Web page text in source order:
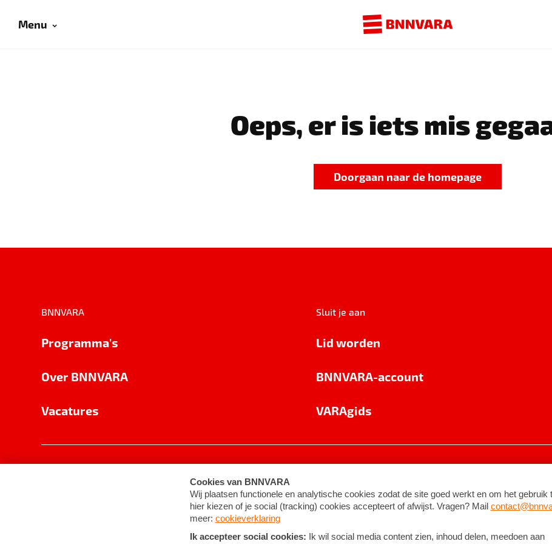
Menu
Oeps, er is iets mis
Doorgaan naar de homepage
BNNVARA
Programma's
Over BNNVARA
Vacatures
Sluit je aan
Lid worden
BNNVARA-account
VARAgids
Cookie-instellingen Algemene voorwaarden ©2026BNNVARA